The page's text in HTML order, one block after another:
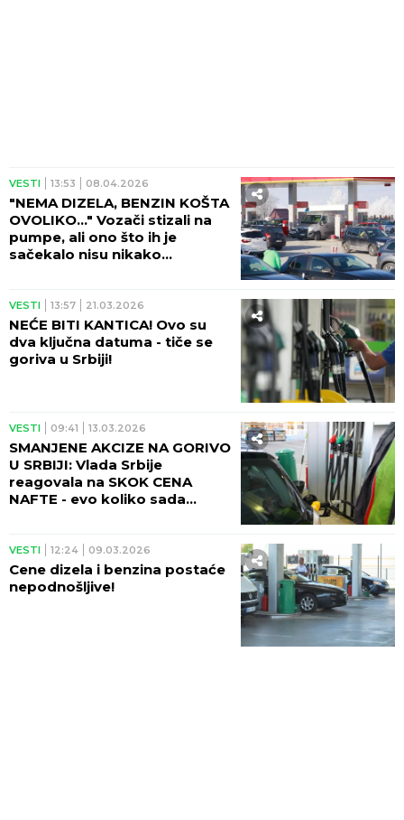
VESTI 13:53 08.04.2026
"NEMA DIZELA, BENZIN KOŠTA
OVOLIKO..." Vozači stizali na
pumpe, ali ono što ih je
sačekalo nisu nikako
VESTI 13:57 21.03.2026
NEĆE BITI KANTICA! Ovo su
dva ključna datuma - tiče se
goriva u Srbiji!
VESTI 09:41 13.03.2026
SMANJENE AKCIZE NA GORIVO
U SRBIJI: Vlada Srbije
reagovala na SKOK CENA
NAFTE - evo koliko sada
VESTI 12:24 09.03.2026
Cene dizela i benzina postaće
nepodnošljive!